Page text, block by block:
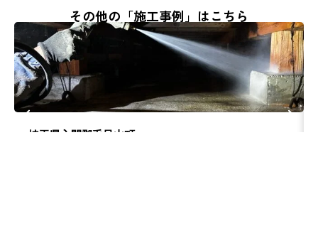
その他の「施工事例」はこちら
埼玉県入間郡毛呂山町